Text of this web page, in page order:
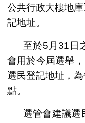
公共行政大樓地
記地址。
至於5月31日
會用於今屆選舉
選民登記地址，
點。
選管會建議選